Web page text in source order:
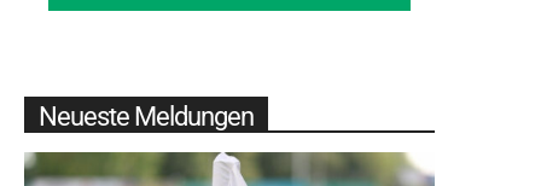
Neueste Meldungen